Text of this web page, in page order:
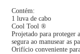
Contém:
1 luva de cabo
Cool Tool ®
Projetado para proteger
segura ao manusear as
Orifício conveniente